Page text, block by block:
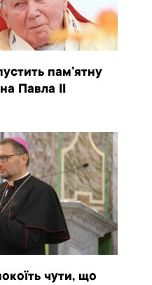
пам’ятну
Павла II
чути, що